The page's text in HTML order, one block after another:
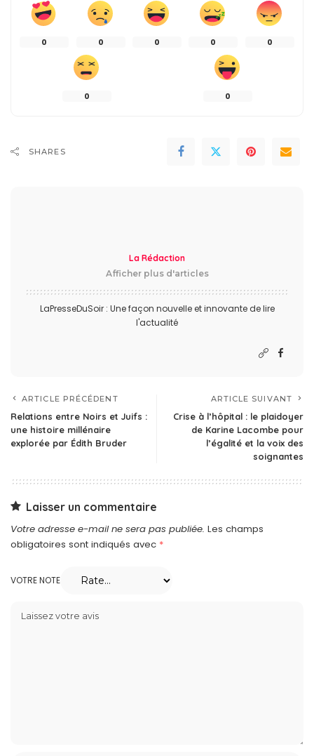
0 0 0 0 0
0 0
SHARES
La Rédaction
Afficher plus d'articles
LaPresseDuSoir : Une façon nouvelle et innovante de lire
l'actualité
ARTICLE PRÉCÉDENT
Relations entre Noirs et Juifs :
une histoire millénaire
explorée par Édith Bruder
ARTICLE SUIVANT
Crise à l’hôpital : le plaidoyer
de Karine Lacombe pour
l’égalité et la voix des
soignantes
Laisser un commentaire
Votre adresse e-mail ne sera pas publiée. Les champs
obligatoires sont indiqués avec *
VOTRE NOTE